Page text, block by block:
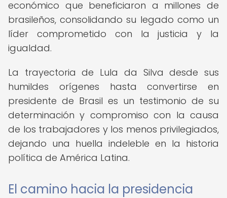
económico que beneficiaron a millones de
brasileños, consolidando su legado como un
líder comprometido con la justicia y la
igualdad.
La trayectoria de Lula da Silva desde sus
humildes orígenes hasta convertirse en
presidente de Brasil es un testimonio de su
determinación y compromiso con la causa
de los trabajadores y los menos privilegiados,
dejando una huella indeleble en la historia
política de América Latina.
El camino hacia la presidencia